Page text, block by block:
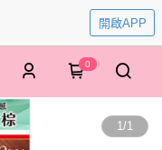
開啟APP
0
1/1